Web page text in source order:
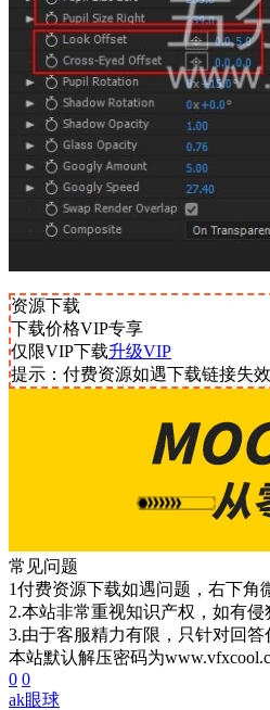
资源下载
下载价格VIP专享
仅限VIP下载升级VIP
提示：付费资源如遇下载链接失
常见问题
1付费资源下载如遇问题，右下角
2.本站非常重视知识产权，如有
3.由于客服精力有限，只针对回
本站默认解压密码为
0 0
ak眼球